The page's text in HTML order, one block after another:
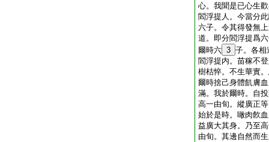
心。我聞是已心生
閻浮提人。今當分
六子。令其得發無
道。即分閻浮提爲
爾時六 3 子。各相
閻浮提内。苗稼不
樹枯悴。不生華實
爾時捨己身體飢膚
滿。我於爾時。自
高一由旬。縱廣正
始於是時。噉肉飮
益廣大其身。乃至
由旬。其邊自然而